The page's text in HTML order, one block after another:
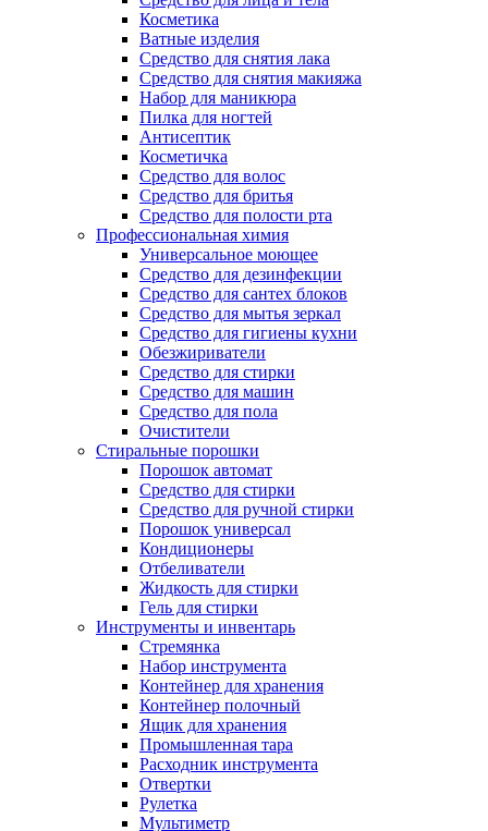
Косметика
Ватные изделия
Средство для снятия лака
Средство для снятия макияжа
Набор для маникюра
Пилка для ногтей
Антисептик
Косметичка
Средство для волос
Средство для бритья
Средство для полости рта
Профессиональная химия
Универсальное моющее
Средство для дезинфекции
Средство для сантех блоков
Средство для мытья зеркал
Средство для гигиены кухни
Обезжириватели
Средство для стирки
Средство для машин
Средство для пола
Очистители
Стиральные порошки
Порошок автомат
Средство для стирки
Средство для ручной стирки
Порошок универсал
Кондиционеры
Отбеливатели
Жидкость для стирки
Гель для стирки
Инструменты и инвентарь
Стремянка
Набор инструмента
Контейнер для хранения
Контейнер полочный
Ящик для хранения
Промышленная тара
Расходник инструмента
Отвертки
Рулетка
Мультиметр